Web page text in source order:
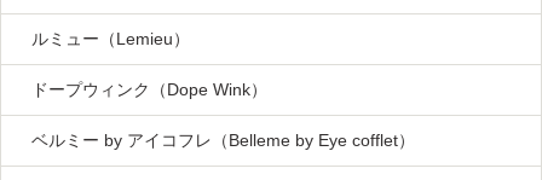
ルミュー（Lemieu）
ドープウィンク（Dope Wink）
ベルミー by アイコフレ（Belleme by Eye cofflet）